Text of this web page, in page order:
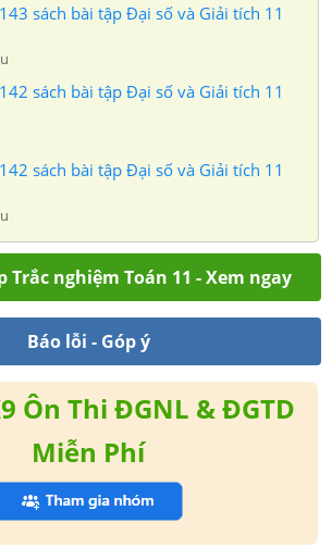
sách bài tập Đại số và Giải tích 11
sách bài tập Đại số và Giải tích 11
sách bài tập Đại số và Giải tích 11
Trắc nghiệm Toán 11 - Xem ngay
Báo lỗi - Góp ý
Ôn Thi ĐGNL & ĐGTD
Miễn Phí